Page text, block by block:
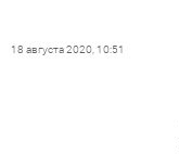
18 августа 2020, 10:51